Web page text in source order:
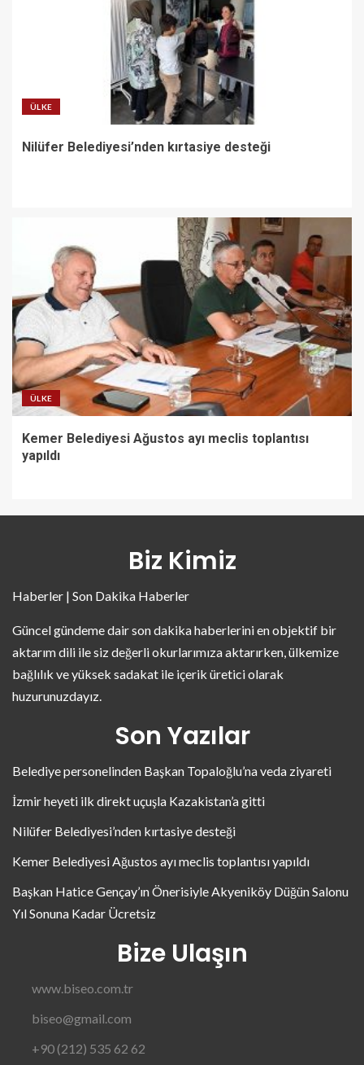
ÜLKE
Nilüfer Belediyesi’nden kırtasiye desteği
ÜLKE
Kemer Belediyesi Ağustos ayı meclis toplantısı
yapıldı
Biz Kimiz
Haberler | Son Dakika Haberler
Güncel gündeme dair son dakika haberlerini en objektif bir
aktarım dili ile siz değerli okurlarımıza aktarırken, ülkemize
bağlılık ve yüksek sadakat ile içerik üretici olarak
huzurunuzdayız.
Son Yazılar
Belediye personelinden Başkan Topaloğlu’na veda ziyareti
İzmir heyeti ilk direkt uçuşla Kazakistan’a gitti
Nilüfer Belediyesi’nden kırtasiye desteği
Kemer Belediyesi Ağustos ayı meclis toplantısı yapıldı
Başkan Hatice Gençay’ın Önerisiyle Akyeniköy Düğün Salonu
Yıl Sonuna Kadar Ücretsiz
Bize Ulaşın
www.biseo.com.tr
biseo@gmail.com
+90 (212) 535 62 62